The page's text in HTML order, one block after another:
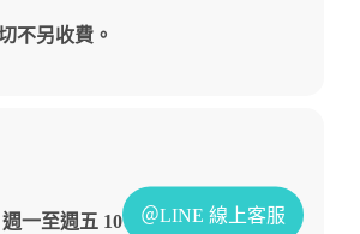
不另收費。
一至週五 10：00～20：00，逾時